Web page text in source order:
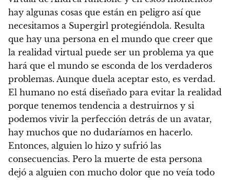
hay algunas cosas que están en peligro así que
necesitamos a Supergirl protegiéndola. Resulta
que hay una persona en el mundo que creer que
la realidad virtual puede ser un problema ya que
hará que el mundo se esconda de los verdaderos
problemas. Aunque duela aceptar esto, es verdad.
El humano no está diseñado para evitar la realidad
porque tenemos tendencia a destruirnos y si
podemos vivir la perfección detrás de un avatar,
hay muchos que no dudaríamos en hacerlo.
Entonces, alguien lo hizo y sufrió las
consecuencias. Pero la muerte de esta persona
dejó a alguien con mucho dolor que no veía todo